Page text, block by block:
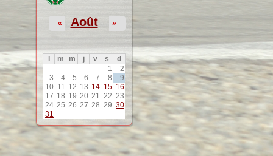
Août
« »
m m j v s
d
1
2
3
4 5 6 7 8
9
10 11 12 13 14 15 16
17 18 19 20 21 22 23
24 25 26 27 28 29 30
31